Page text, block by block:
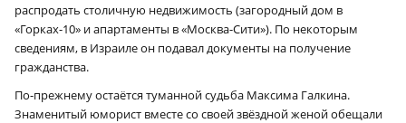
распродать столичную недвижимость (загородный дом в
«Горках-10» и апартаменты в «Москва-Сити»). По некоторым
сведениям, в Израиле он подавал документы на получение
гражданства.
По-прежнему остаётся туманной судьба Максима Галкина.
Знаменитый юморист вместе со своей звёздной женой обещали